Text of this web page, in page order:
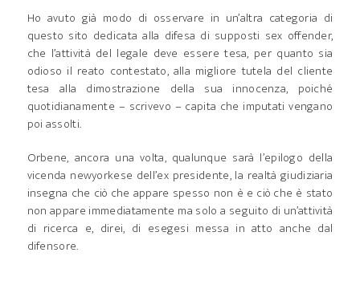
Ho avuto già modo di osservare in un’altra categoria di
questo sito dedicata alla difesa di supposti sex offender,
che l’attività del legale deve essere tesa, per quanto sia
odioso il reato contestato, alla migliore tutela del cliente
tesa alla dimostrazione della sua innocenza, poiché
quotidianamente – scrivevo – capita che imputati vengano
poi assolti.
Orbene, ancora una volta, qualunque sarà l’epilogo della
vicenda newyorkese dell’ex presidente, la realtà giudiziaria
insegna che ciò che appare spesso non è e ciò che è stato
non appare immediatamente ma solo a seguito di un’attività
di ricerca e, direi, di esegesi messa in atto anche dal
difensore.